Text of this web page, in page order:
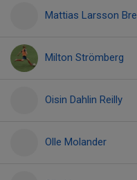
Mattias Larsson
Milton Strömberg
Oisin Dahlin Reilly
Olle Molander